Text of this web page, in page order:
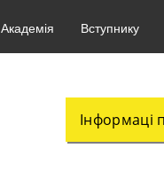
Академія Вступнику
Інформаці